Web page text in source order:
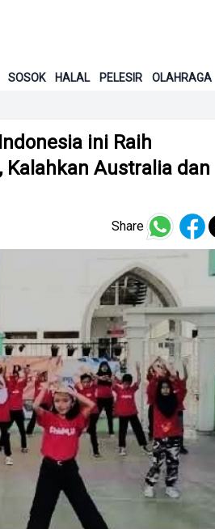
SOSOK HALAL PELESIR OLAHRAGA
ini Raih
Kalahkan Australia dan
Share